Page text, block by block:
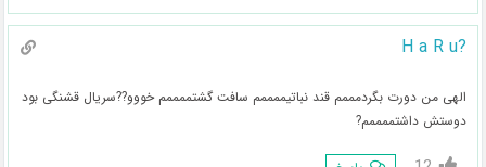
?H a R u
الهی من دورت بگردمممم قند نباتیممممم سافت گشتممممم خووو??سریال قشنگی بود
دوستش داشتممممم?